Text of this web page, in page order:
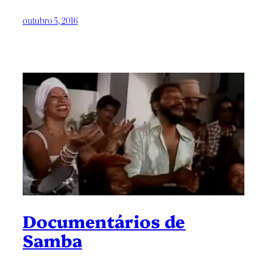
outubro 5, 2016
Documentários de
Samba